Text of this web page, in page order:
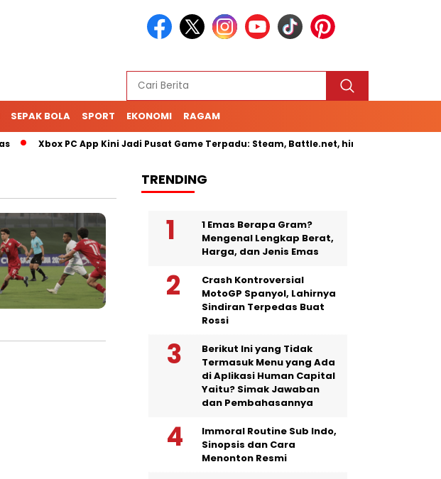
SEPAK BOLA SPORT EKONOMI RAGAM
Xbox PC App Kini Jadi Pusat Game Terpadu: Steam, Battle.net, hingga Cloud Gaming
TRENDING
1 Emas Berapa Gram?
Mengenal Lengkap Berat,
Harga, dan Jenis Emas
Crash Kontroversial
MotoGP Spanyol, Lahirnya
Sindiran Terpedas Buat
Rossi
Berikut Ini yang Tidak
Termasuk Menu yang Ada
di Aplikasi Human Capital
Yaitu? Simak Jawaban
dan Pembahasannya
Immoral Routine Sub Indo,
Sinopsis dan Cara
Menonton Resmi